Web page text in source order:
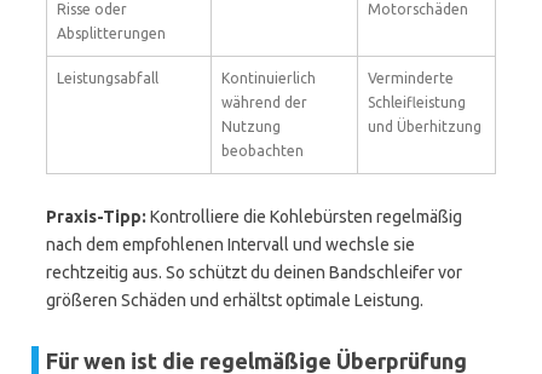
Risse oder
Absplitterungen
Motorschäden
Leistungsabfall
Kontinuierlich
während der
Nutzung
beobachten
Verminderte
Schleifleistung
und Überhitzung
Praxis-Tipp: Kontrolliere die Kohlebürsten regelmäßig
nach dem empfohlenen Intervall und wechsle sie
rechtzeitig aus. So schützt du deinen Bandschleifer vor
größeren Schäden und erhältst optimale Leistung.
Für wen ist die regelmäßige Überprüfung